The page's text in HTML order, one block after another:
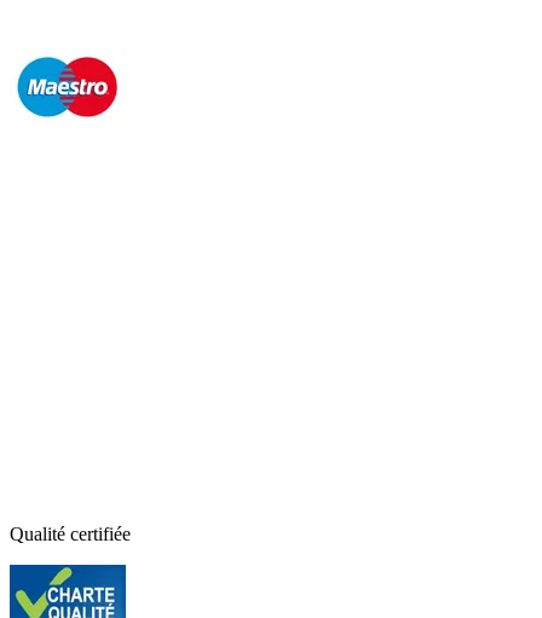
Qualité certifiée